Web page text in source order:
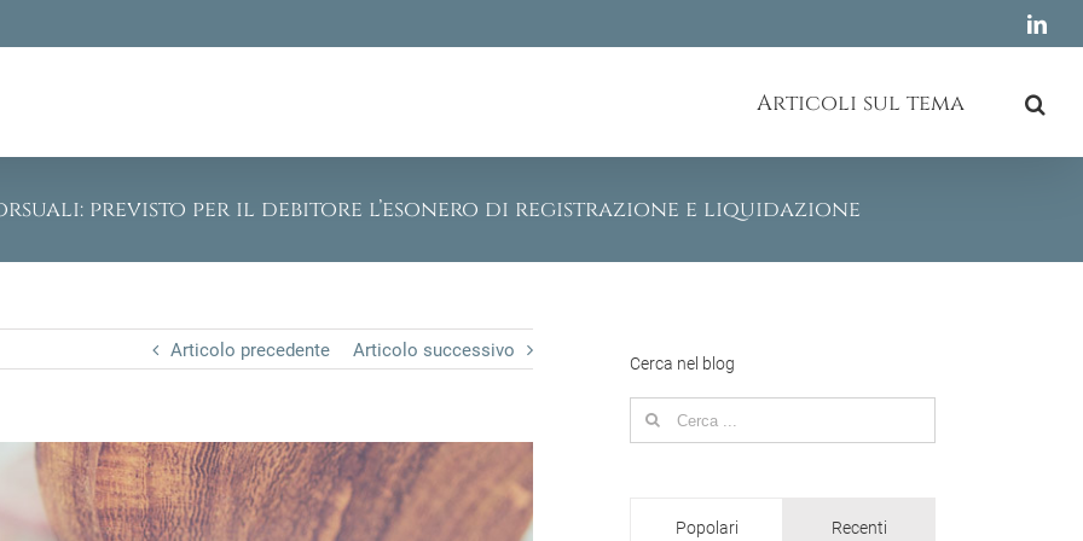
Articoli sul tema
previsto per il debitore l’esonero di registrazione e liquidazione
Articolo precedente Articolo successivo
Cerca nel blog
Search
for:
Popolari Recenti